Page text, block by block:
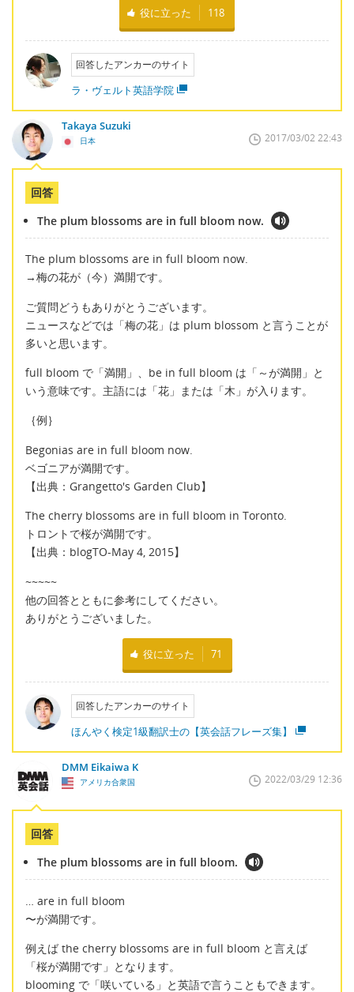
役に立った 118
回答したアンカーのサイト
ラ・ヴェルト英語学院
Takaya Suzuki
日本 2017/03/02 22:43
回答
The plum blossoms are in full bloom now.
The plum blossoms are in full bloom now.
→梅の花が（今）満開です。
ご質問どうもありがとうございます。
ニュースなどでは「梅の花」は plum blossom と言うことが
多いと思います。
full bloom で「満開」、be in full bloom は「～が満開」と
いう意味です。主語には「花」または「木」が入ります。
｛例｝
Begonias are in full bloom now.
ベゴニアが満開です。
【出典：Grangetto's Garden Club】
The cherry blossoms are in full bloom in Toronto.
トロントで桜が満開です。
【出典：blogTO-May 4, 2015】
~~~~~
他の回答とともに参考にしてください。
ありがとうございました。
役に立った 71
回答したアンカーのサイト
ほんやく検定1級翻訳士の【英会話フレーズ集】
DMM Eikaiwa K
アメリカ合衆国 2022/03/29 12:36
回答
The plum blossoms are in full bloom.
… are in full bloom
〜が満開です。
例えば the cherry blossoms are in full bloom と言えば
「桜が満開です」となります。
blooming で「咲いている」と英語で言うこともできます。